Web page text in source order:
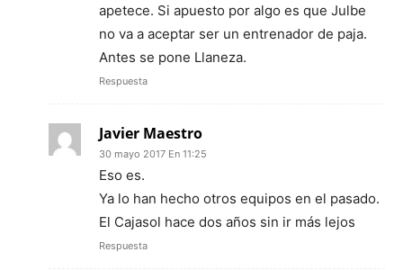
apetece. Si apuesto por algo es que Julbe
no va a aceptar ser un entrenador de paja.
Antes se pone Llaneza.
Respuesta
Javier Maestro
30 mayo 2017 En 11:25
Eso es.
Ya lo han hecho otros equipos en el pasado.
El Cajasol hace dos años sin ir más lejos
Respuesta